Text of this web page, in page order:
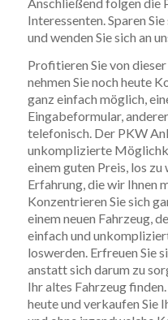
Interessenten. Sparen
und wenden Sie sich an
Profitieren Sie von
nehmen Sie noch heute
ganz einfach möglich,
Eingabeformular,
telefonisch. Der PKW
unkomplizierte
einem guten Preis, los
Erfahrung, die wir Ihnen
Konzentrieren Sie sich
einem neuen Fahrzeug,
einfach und
loswerden. Erfreuen Sie
anstatt sich darum zu
Ihr altes Fahrzeug
heute und verkaufen Sie